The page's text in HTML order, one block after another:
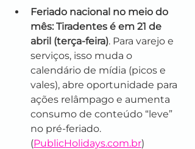
Feriado nacional no meio do
mês: Tiradentes é em 21 de
abril (terça-feira). Para varejo e
serviços, isso muda o
calendário de mídia (picos e
vales), abre oportunidade para
ações relâmpago e aumenta
consumo de conteúdo “leve”
no pré-feriado.
(PublicHolidays.com.br)